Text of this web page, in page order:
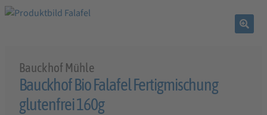
Bauckhof Mühle
Bauckhof Bio Falafel Fertigmischung
glutenfrei 160g